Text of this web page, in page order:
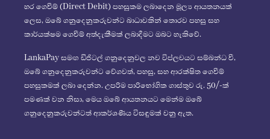
හර ගෙවීම් (Direct Debit) පහසුකම ලබාදෙන මූල්‍ය ආයතනයක්
ලෙස, ඔබේ ගනුදෙනුකරුවන්ට බාධාවකින් තොරව පහසු සහ
කාර්යක්ෂම ගෙවීම් අත්දැකීමක් ලබාදීමට ඔබට හැකිවේ.
LankaPay සමඟ ඩිජිටල් ගනුදෙනුවල නව විප්ලවයට සම්බන්ධ වී,
ඔබේ ගනුදෙනුකරුවන්ට වේගවත්, පහසු, සහ ආරක්ෂිත ගෙවීම්
පහසුකමක් ලබා දෙන්න. උපරිම පාරිභෝගික ගාස්තුව රු. 50/-ක්
පමණක් වන නිසා, මෙය ඔබේ ආයතනයට මෙන්ම ඔබේ
ගනුදෙනුකරුවන්ටත් ආකර්ශණීය විසඳුමක් වනු ඇත.